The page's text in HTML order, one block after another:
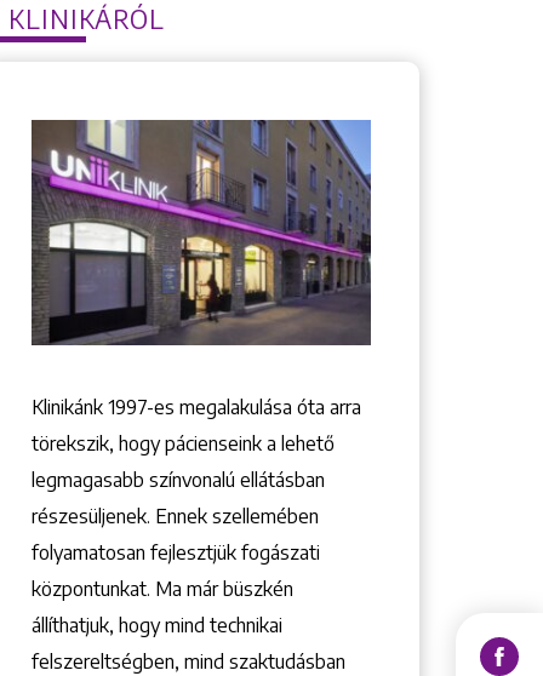
KLINIKÁRÓL
Klinikánk 1997-­es megalakulása óta arra
törekszik, hogy pácienseink a lehető
legmagasabb színvonalú ellátásban
részesüljenek. Ennek szellemében
folyamatosan fejlesztjük fogászati
központunkat. Ma már büszkén
állíthatjuk, hogy mind technikai
felszereltségben, mind szaktudásban